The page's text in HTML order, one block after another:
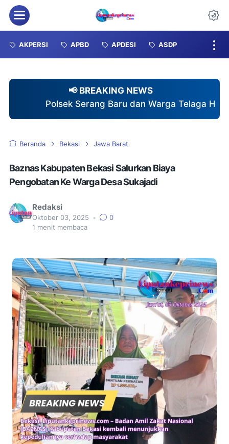
Menu
AKPERSI APBD APDESI ASDP
📢 BREAKING NEWS
Baru dan Warga Telaga Harmoni Gotong
Beranda Bekasi Jawa Barat
Baznas Kabupaten Bekasi Salurkan Biaya
Pengobatan Ke Warga Desa Sukajadi
Redaksi
Oktober 03, 2025 •
0
1 menit membaca